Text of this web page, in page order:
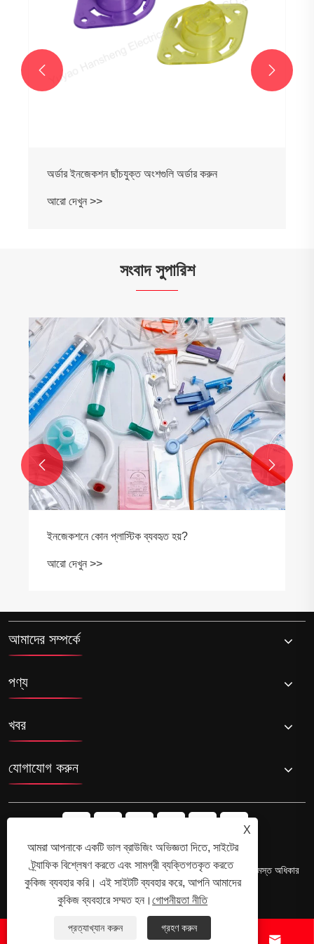
অর্ডার ইনজেকশন ছাঁচযুক্ত অংশগুলি অর্ডার করুন
আরো দেখুন >>
 
সংবাদ সুপারিশ
মেকানিক্যাল ইঞ্জিনিয়ারদের জন্য কাস্টম
জন্য বিগিনার গাইড
আরো দেখুন >>
 
আমাদের সম্পর্কে
পণ্য
খবর
যোগাযোগ করুন
কপিরাইট © 2025 ইয়ুয়াও হানশেং বৈদ্যুতিক অ্যাপ্লায়েন্সস কোং, লিমিটেড সমস্ত অধিকার
সংরক্ষিত। Links Sitemap RSS XML গোপনীয়তা নীতি
 
X
আমরা আপনাকে একটি ভাল ব্রাউজিং অভিজ্ঞতা দিতে, সাইটের
ট্র্যাফিক বিশ্লেষণ করতে এবং সামগ্রী ব্যক্তিগতকৃত করতে
কুকিজ ব্যবহার করি। এই সাইটটি ব্যবহার করে, আপনি আমাদের
কুকিজ ব্যবহারে সম্মত হন।গোপনীয়তা নীতি
প্রত্যাখ্যান করুন গ্রহণ করুন